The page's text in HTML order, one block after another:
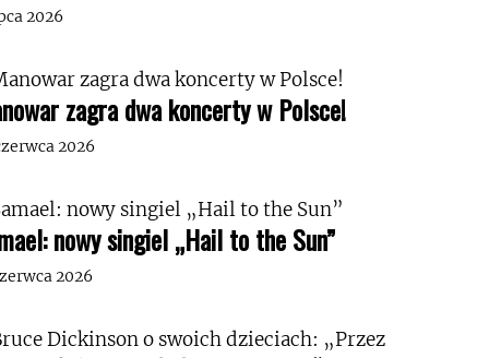
2026
zagra dwa koncerty w Polsce!
2026
nowy singiel „Hail to the Sun”
2026